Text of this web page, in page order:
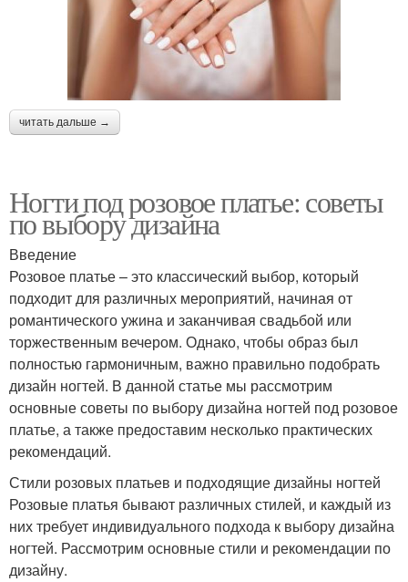
читать дальше →
Ногти под розовое платье: советы
по выбору дизайна
Введение
Розовое платье – это классический выбор, который
подходит для различных мероприятий, начиная от
романтического ужина и заканчивая свадьбой или
торжественным вечером. Однако, чтобы образ был
полностью гармоничным, важно правильно подобрать
дизайн ногтей. В данной статье мы рассмотрим
основные советы по выбору дизайна ногтей под розовое
платье, а также предоставим несколько практических
рекомендаций.
Стили розовых платьев и подходящие дизайны ногтей
Розовые платья бывают различных стилей, и каждый из
них требует индивидуального подхода к выбору дизайна
ногтей. Рассмотрим основные стили и рекомендации по
дизайну.